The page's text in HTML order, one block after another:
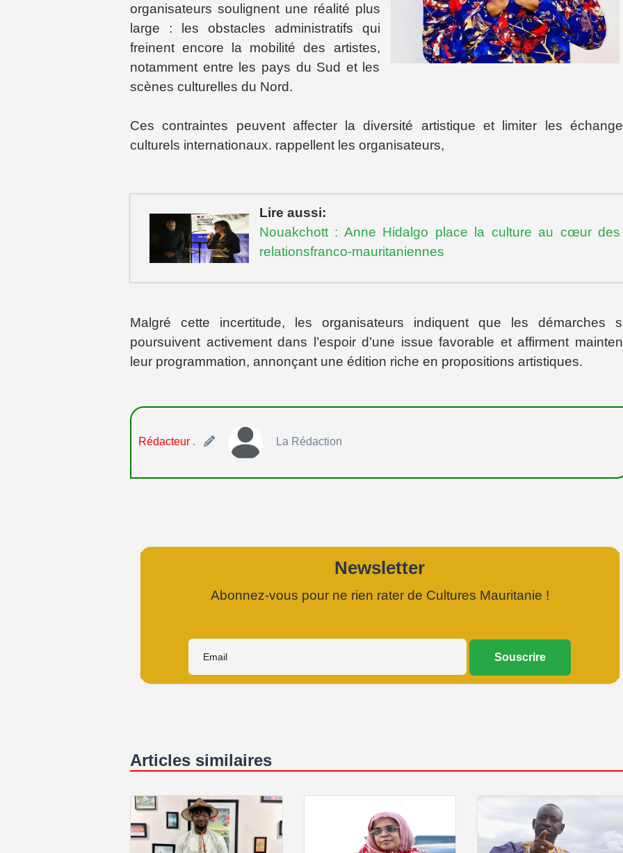
organisateurs soulignent une réalité plus
large : les obstacles administratifs qui
freinent encore la mobilité des artistes,
notamment entre les pays du Sud et les
scènes culturelles du Nord.
Ces contraintes peuvent affecter la diversité artistique et limiter les
culturels internationaux. rappellent les organisateurs,
Lire aussi:
Nouakchott : Anne Hidalgo place la culture au cœur des
relationsfranco-mauritaniennes
Malgré cette incertitude, les organisateurs indiquent que les démarches
poursuivent activement dans l’espoir d’une issue favorable et affirment
leur programmation, annonçant une édition riche en propositions artistiques.
Rédacteur . La Rédaction
Newsletter
Abonnez-vous pour ne rien rater de Cultures Mauritanie !
Souscrire
Articles similaires